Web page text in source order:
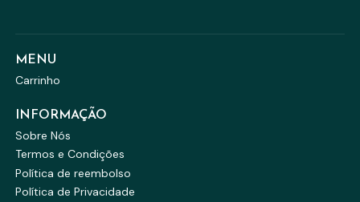
MENU
Carrinho
INFORMAÇÃO
Sobre Nós
Termos e Condições
Política de reembolso
Política de Privacidade